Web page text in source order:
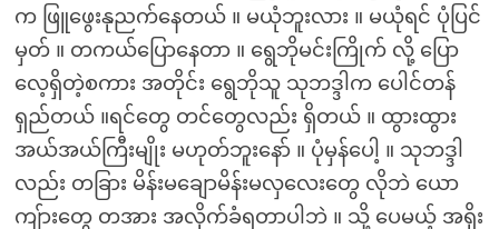
က ဖြူဖွေးနုညက်နေတယ် ။ မယုံဘူးလား ။ မယုံရင် ပုံပြင်
မှတ် ။ တကယ်ပြောနေတာ ။ ရွေဘိုမင်းကြိုက် လို့ ပြော
လေ့ရှိတဲ့စကား အတိုင်း ရွေဘိုသူ သုဘဒ္ဒါက ပေါင်တန်
ရှည်တယ် ။ရင်တွေ တင်တွေလည်း ရှိတယ် ။ ထွားထွား
အယ်အယ်ကြီးမျိုး မဟုတ်ဘူးနော် ။ ပုံမှန်ပေါ့ ။ သုဘဒ္ဒါ
လည်း တခြား မိန်းမချောမိန်းမလှလေးတွေ လိုဘဲ ယော
ကျ်ားတွေ တအား အလိုက်ခံရတာပါဘဲ ။ သို့ ပေမယ့် အရိုး